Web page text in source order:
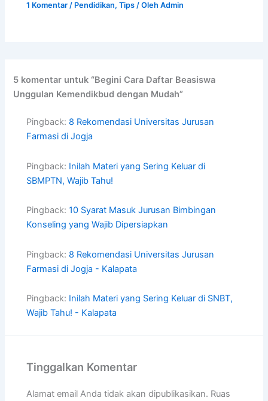
1 Komentar / Pendidikan,Tips / OlehAdmin
5 komentar untuk “Begini Cara Daftar Beasiswa
Unggulan Kemendikbud dengan Mudah”
Pingback: 8 Rekomendasi Universitas Jurusan
Farmasi di Jogja
Pingback: Inilah Materi yang Sering Keluar di
SBMPTN, Wajib Tahu!
Pingback:10 Syarat Masuk Jurusan Bimbingan
Konseling yang Wajib Dipersiapkan
Pingback: 8 Rekomendasi Universitas Jurusan
Farmasi di Jogja - Kalapata
Pingback: Inilah Materi yang Sering Keluar di SNBT,
Wajib Tahu! - Kalapata
Tinggalkan Komentar
Alamat email Anda tidak akan dipublikasikan. Ruas